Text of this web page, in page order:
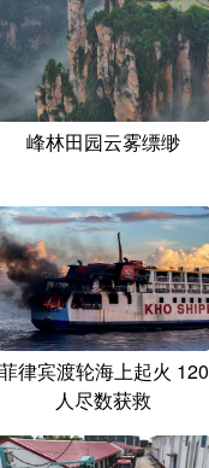
峰林田园云雾缥缈
菲律宾渡轮海上起火 120
人尽数获救